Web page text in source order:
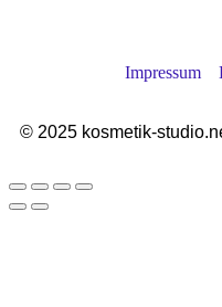
Impressum
© 2025 kosmetik-